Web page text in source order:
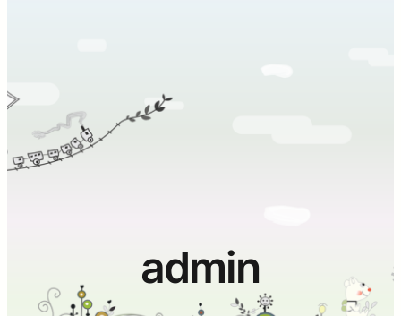
admin